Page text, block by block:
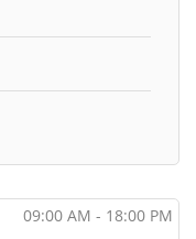
09:00 AM - 18:00 PM